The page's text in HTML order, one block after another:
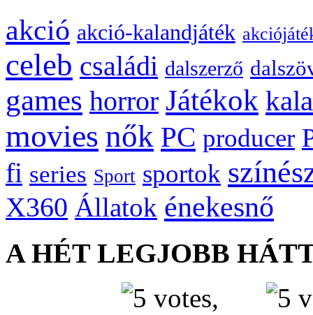
akció akció-kalandjáték
celeb családi dalszerző
games horror Játékok
movies nők PC producer
fi series Sport sportok
X360 Állatok énekesnő
A HÉT LEGJOBB